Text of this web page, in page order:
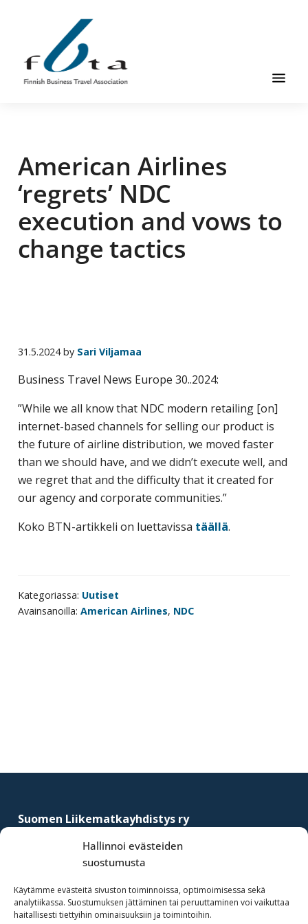
Hallinnoi evästeiden
suostumusta
Käytämme evästeitä sivuston toiminnoissa, optimoimisessa sekä
analytiikassa. Suostumuksen jättäminen tai peruuttaminen voi vaikuttaa
haitallisesti tiettyihin ominaisuuksiin ja toimintoihin.
pääsisältöön
ensisijaiseen
sivupalkkiin
alatunnisteeseen
ry
FBTA
FBTA
on
liikematka­
palveluja
ostavien
ja
jonka
tehtävä
edistää
hyvää
ja
kustannus­
tehokasta
matka-
ja
American Airlines
‘regrets’ NDC
execution and vows to
change tactics
31.5.2024by Sari Viljamaa
Business Travel News Europe 30..2024:
”While we all know that NDC modern retailing [on]
internet-based channels for selling our product is
the future of airline distribution, we moved faster
than we should have, and we didn’t execute well, and
we regret that and the difficulty that it created for
our agency and corporate communities.”
Koko BTN-artikkeli on luettavissa täällä.
Kategoriassa: Uutiset
Avainsanoilla: American Airlines, NDC
Suomen Liikematkayhdistys ry
Simonkatu 12 B 30
(09) 441 244